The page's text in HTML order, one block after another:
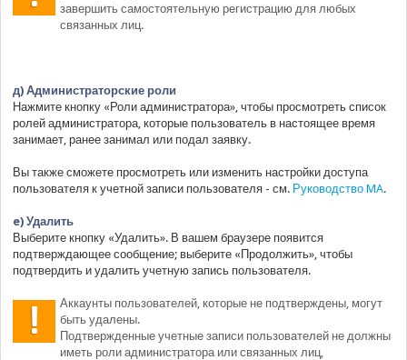
завершить самостоятельную регистрацию для любых
связанных лиц.
д) Администраторские роли
Нажмите кнопку «Роли администратора», чтобы просмотреть список
ролей администратора, которые пользователь в настоящее время
занимает, ранее занимал или подал заявку.
Вы также сможете просмотреть или изменить настройки доступа
пользователя к учетной записи пользователя - см. Руководство MA.
e) Удалить
Выберите кнопку «Удалить». В вашем браузере появится
подтверждающее сообщение; выберите «Продолжить», чтобы
подтвердить и удалить учетную запись пользователя.
Аккаунты пользователей, которые не подтверждены, могут
быть удалены.
Подтвержденные учетные записи пользователей не должны
иметь роли администратора или связанных лиц,